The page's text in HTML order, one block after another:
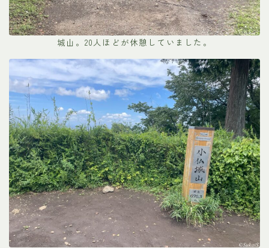
Follow Me
城山。20人ほどが休憩していました。